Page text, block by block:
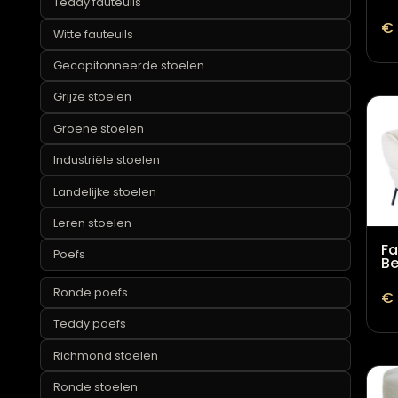
Landelijke fauteuils
Leren fauteuils
Ronde fauteuils
Teddy fauteuils
Witte fauteuils
Gecapitonneerde stoelen
Grijze stoelen
Groene stoelen
Industriële stoelen
Landelijke stoelen
Leren stoelen